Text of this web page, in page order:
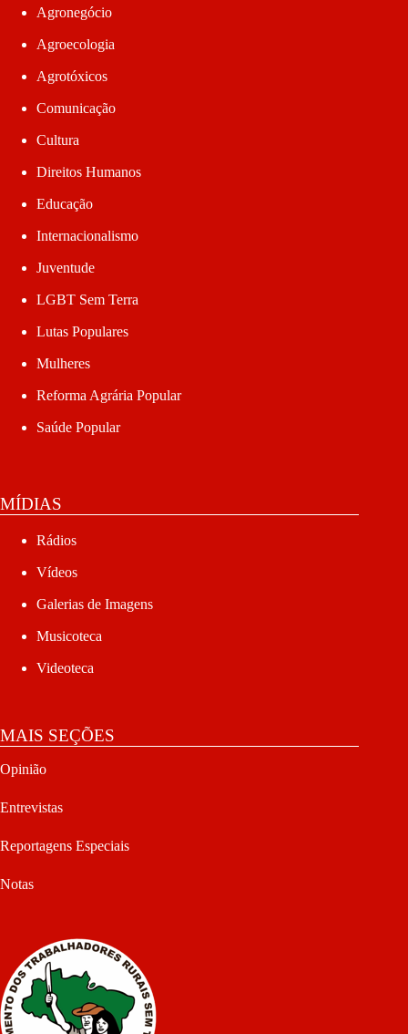
Agronegócio
Agroecologia
Agrotóxicos
Comunicação
Cultura
Direitos Humanos
Educação
Internacionalismo
Juventude
LGBT Sem Terra
Lutas Populares
Mulheres
Reforma Agrária Popular
Saúde Popular
MÍDIAS
Rádios
Vídeos
Galerias de Imagens
Musicoteca
Videoteca
MAIS SEÇÕES
Opinião
Entrevistas
Reportagens Especiais
Notas